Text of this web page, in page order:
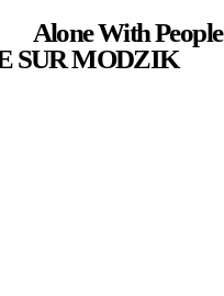
Alone With People
SUR MODZIK